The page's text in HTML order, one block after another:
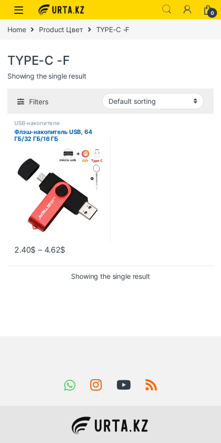
0
Home Product Цвет TYPE-C -F
TYPE-C -F
Showing the single result
Filters
USB-накопители
Флэш-накопитель USB, 64
ГБ/32 ГБ/16 ГБ
2.40$ – 4.62$
Showing the single result